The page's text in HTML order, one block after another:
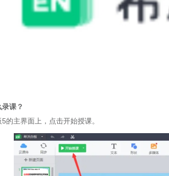
课？
的主界面上，点击开始授课。